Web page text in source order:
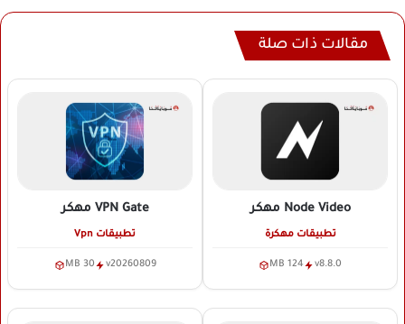
مقالات ذات صلة
Node Video مهكر
تطبيقات مهكرة
v8.8.0
124 MB
VPN Gate مهكر
تطبيقات Vpn
v20260809
30 MB